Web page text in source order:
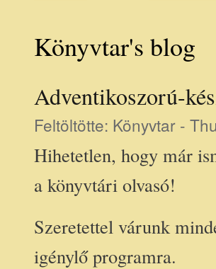
Könyvtar's blog
Adventikoszorú-
Feltöltötte: Könyvtar -
Hihetetlen, hogy már
a könyvtári olvasó!
Szeretettel várunk
igénylő programra.